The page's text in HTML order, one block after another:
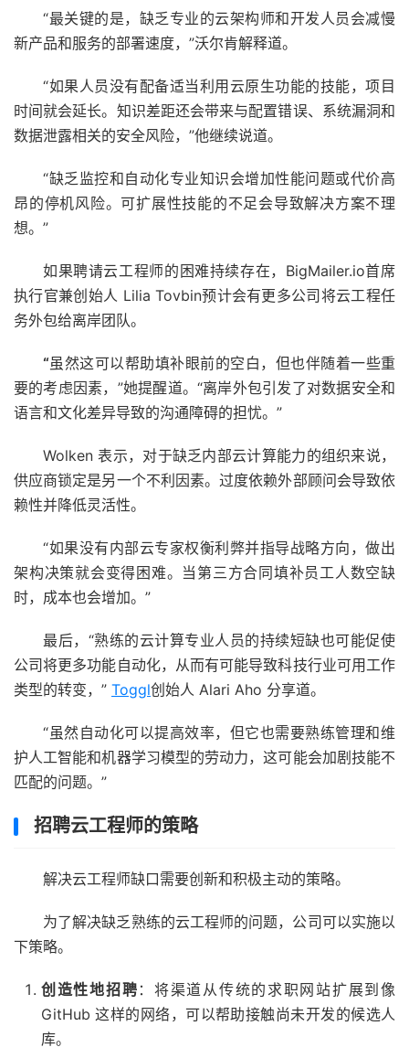
“最关键的是，缺乏专业的云架构师和开发人员会减慢
新产品和服务的部署速度，”沃尔肯解释道。
“如果人员没有配备适当利用云原生功能的技能，项目
时间就会延长。知识差距还会带来与配置错误、系统漏洞和
数据泄露相关的安全风险，”他继续说道。
“缺乏监控和自动化专业知识会增加性能问题或代价高
昂的停机风险。可扩展性技能的不足会导致解决方案不理
想。”
如果聘请云工程师的困难持续存在， BigMailer.io首席
执行官兼创始人 Lilia Tovbin预计会有更多公司将云工程任
务外包给离岸团队。
“虽然这可以帮助填补眼前的空白，但也伴随着一些重
要的考虑因素，”她提醒道。“离岸外包引发了对数据安全和
语言和文化差异导致的沟通障碍的担忧。”
Wolken 表示，对于缺乏内部云计算能力的组织来说，
供应商锁定是另一个不利因素。过度依赖外部顾问会导致依
赖性并降低灵活性。
“如果没有内部云专家权衡利弊并指导战略方向，做出
架构决策就会变得困难。当第三方合同填补员工人数空缺
时，成本也会增加。”
最后，“熟练的云计算专业人员的持续短缺也可能促使
公司将更多功能自动化，从而有可能导致科技行业可用工作
类型的转变，” Toggl创始人 Alari Aho 分享道。
“虽然自动化可以提高效率，但它也需要熟练管理和维
护人工智能和机器学习模型的劳动力，这可能会加剧技能不
匹配的问题。”
招聘云工程师的策略
解决云工程师缺口需要创新和积极主动的策略。
为了解决缺乏熟练的云工程师的问题，公司可以实施以
下策略。
创造性地招聘 ：将渠道从传统的求职网站扩展到像
GitHub 这样的网络，可以帮助接触尚未开发的候选人
库。